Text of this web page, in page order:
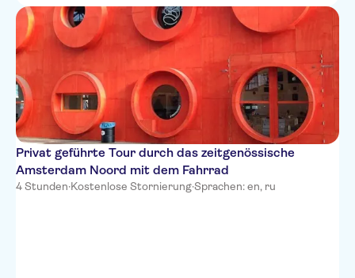
Privat geführte Tour durch das zeitgenössische
Amsterdam Noord mit dem Fahrrad
4 Stunden·Kostenlose Stornierung·Sprachen: en, ru